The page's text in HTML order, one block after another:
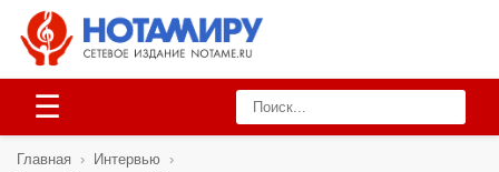
☰
Главная › Интервью ›